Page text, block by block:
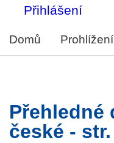
Přihlášení
Domů Prohlížení
Přehledné
české -